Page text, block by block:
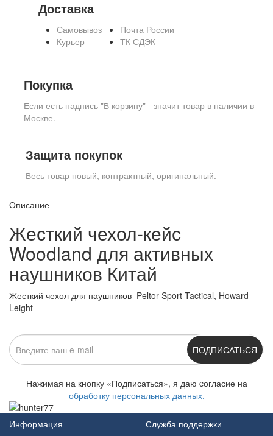
Доставка
Самовывоз
Курьер
Почта России
ТК СДЭК
Покупка
Если есть надпись "В корзину" - значит товар в наличии в
Москве.
Защита покупок
Весь товар новый, контрактный, оригинальный.
Описание
Жесткий чехол-кейс
Woodland для активных
наушников Китай
Жесткий чехол для наушников Peltor Sport Tactical, Howard
Leight
ПОДПИСАТЬСЯ
Нажимая на кнопку «Подписаться», я даю cогласие на
обработку персональных данных.
Информация
Служба поддержки